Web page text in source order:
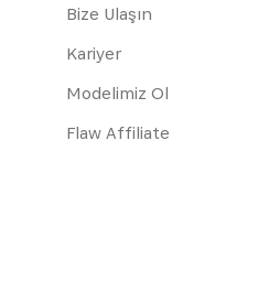
Bize Ulaşın
Kariyer
Modelimiz Ol
Flaw Affiliate